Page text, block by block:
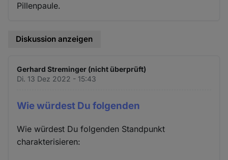
Pillenpaule.
Diskussion anzeigen
Gerhard Streminger (nicht überprüft)
Di. 13 Dez 2022 - 15:43
Wie würdest Du folgenden
Wie würdest Du folgenden Standpunkt
charakterisieren: